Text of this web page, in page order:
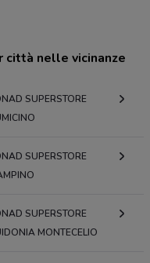
nelle vicinanze
SUPERSTORE
SUPERSTORE
SUPERSTORE
MONTECELIO